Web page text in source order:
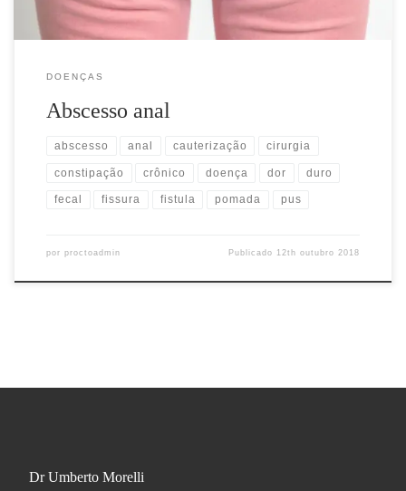
DOENÇAS
Abscesso anal
abscesso anal cauterização cirurgia
constipação crônico doença dor duro
fecal fissura fistula pomada pus
por proctoadmin Publicado 12th outubro 2018
Dr Umberto Morelli